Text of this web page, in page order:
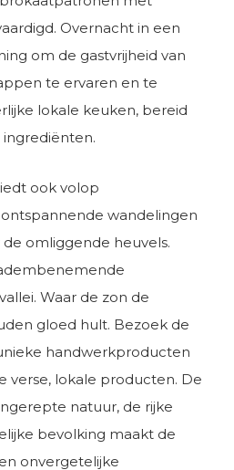
Overnacht in een
om de gastvrijheid van
te ervaren en te
lokale keuken, bereid
ook volop
wandelingen
omliggende heuvels.
Waar de zon de
gloed hult. Bezoek de
handwerkproducten
verse, lokale producten. De
natuur, de rijke
bevolking maakt de
onvergetelijke